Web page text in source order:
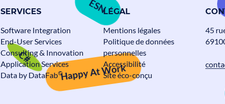
Alteca fête ses 30 ans
Actualités
C#
ESN
Happy At Work
SERVICES
Software Integration
End-User Services
Consulting & Innovation
Application Services
Data by DataFab©
LÉGAL
Mentions légales
Politique de données
personnelles
Accessibilité
Site éco-conçu
45